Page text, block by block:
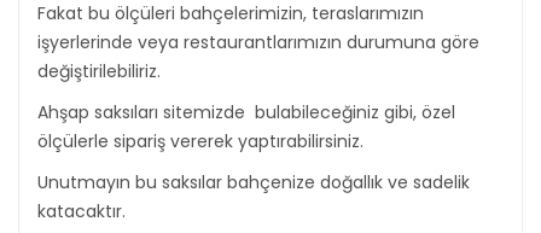
Fakat bu ölçüleri bahçelerimizin, teraslarımızın
işyerlerinde veya restaurantlarımızın durumuna göre
değiştirilebiliriz.
Ahşap saksıları sitemizde bulabileceğiniz gibi, özel
ölçülerle sipariş vererek yaptırabilirsiniz.
Unutmayın bu saksılar bahçenize doğallık ve sadelik
katacaktır.